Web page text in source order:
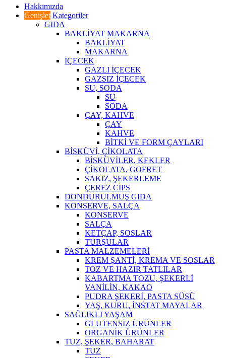
Hakkımızda
Genişlet Kategoriler
GIDA
BAKLİYAT MAKARNA
BAKLİYAT
MAKARNA
İÇECEK
GAZLI İÇECEK
GAZSIZ İÇECEK
SU, SODA
SU
SODA
ÇAY, KAHVE
ÇAY
KAHVE
BİTKİ VE FORM ÇAYLARI
BİSKÜVİ, ÇİKOLATA
BİSKÜVİLER, KEKLER
ÇİKOLATA, GOFRET
SAKIZ, ŞEKERLEME
ÇEREZ CİPS
DONDURULMUŞ GIDA
KONSERVE, SALÇA
KONSERVE
SALÇA
KETÇAP, SOSLAR
TURŞULAR
PASTA MALZEMELERİ
KREM ŞANTİ, KREMA VE SOSLAR
TOZ VE HAZIR TATLILAR
KABARTMA TOZU, ŞEKERLİ
VANİLİN, KAKAO
PUDRA ŞEKERİ, PASTA SÜSÜ
YAŞ, KURU, İNSTAT MAYALAR
SAĞLIKLI YAŞAM
GLUTENSİZ ÜRÜNLER
ORGANİK ÜRÜNLER
TUZ, ŞEKER, BAHARAT
TUZ